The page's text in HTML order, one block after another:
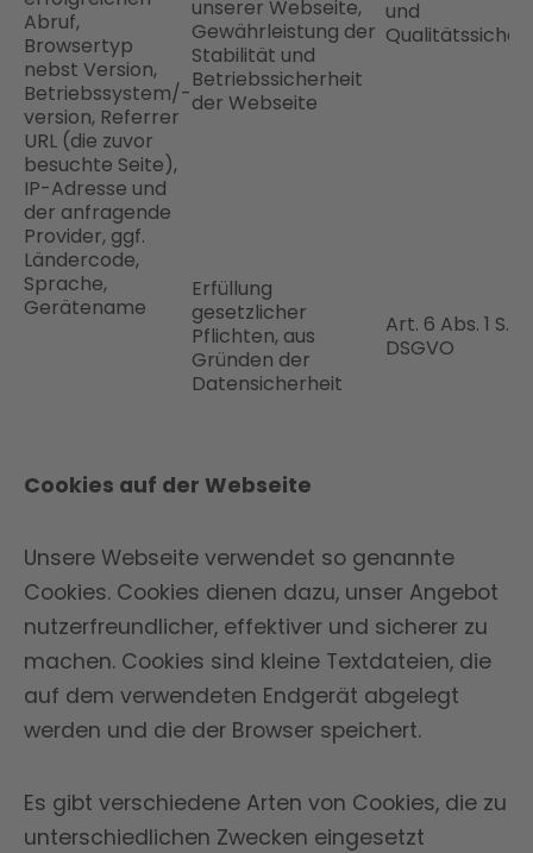
Abruf,
Browsertyp
nebst Version,
Betriebssystem/-
version, Referrer
URL (die zuvor
besuchte Seite),
IP-Adresse und
der anfragende
Provider, ggf.
Ländercode,
Sprache,
Gerätename
unserer Webseite,
Gewährleistung der
Stabilität und
Betriebssicherheit
der Webseite
und
Erfüllung
gesetzlicher
Pflichten, aus
Gründen der
Datensicherheit
Art. 6 Abs. 1 S. 1
DSGVO
Cookies auf der Webseite
Unsere Webseite verwendet so genannte
Cookies. Cookies dienen dazu, unser Angebot
nutzerfreundlicher, effektiver und sicherer zu
machen. Cookies sind kleine Textdateien, die
auf dem verwendeten Endgerät abgelegt
werden und die der Browser speichert.
Es gibt verschiedene Arten von Cookies, die zu
unterschiedlichen Zwecken eingesetzt